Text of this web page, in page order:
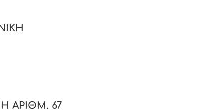
ΑΡΙΘΜ. 67